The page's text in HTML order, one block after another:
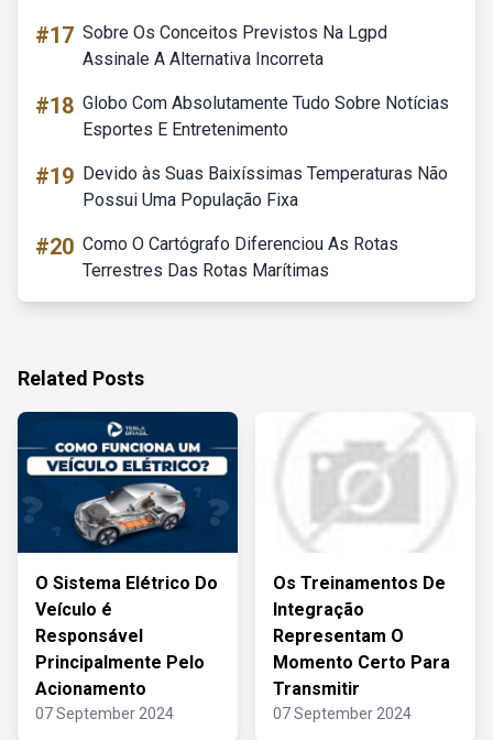
#17 Sobre Os Conceitos Previstos Na Lgpd
Assinale A Alternativa Incorreta
#18 Globo Com Absolutamente Tudo Sobre Notícias
Esportes E Entretenimento
#19 Devido às Suas Baixíssimas Temperaturas Não
Possui Uma População Fixa
#20 Como O Cartógrafo Diferenciou As Rotas
Terrestres Das Rotas Marítimas
Related Posts
O Sistema Elétrico Do
Veículo é
Responsável
Principalmente Pelo
Acionamento
07 September 2024
Os Treinamentos De
Integração
Representam O
Momento Certo Para
Transmitir
07 September 2024